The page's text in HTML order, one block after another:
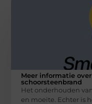
Meer informatie
schoorsteenbrand
Het onderhouden
en moeite. Echter is